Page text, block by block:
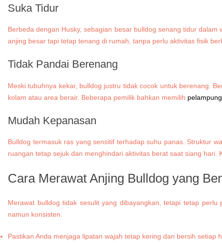
Suka Tidur
Berbeda dengan Husky, sebagian besar bulldog senang tidur
anjing besar tapi tetap tenang di rumah, tanpa perlu aktivitas fisik
Tidak Pandai Berenang
Meski tubuhnya kekar, bulldog justru tidak cocok untuk berenang.
kolam atau area berair. Beberapa pemilik bahkan memilih
Mudah Kepanasan
Bulldog termasuk ras yang sensitif terhadap suhu panas. Struktur
ruangan tetap sejuk dan menghindari aktivitas berat saat siang hari.
Cara Merawat Anjing Bulldog yang
Merawat bulldog tidak sesulit yang dibayangkan, tetapi tetap
namun konsisten.
Pastikan Anda menjaga lipatan wajah tetap kering dan bersih setiap